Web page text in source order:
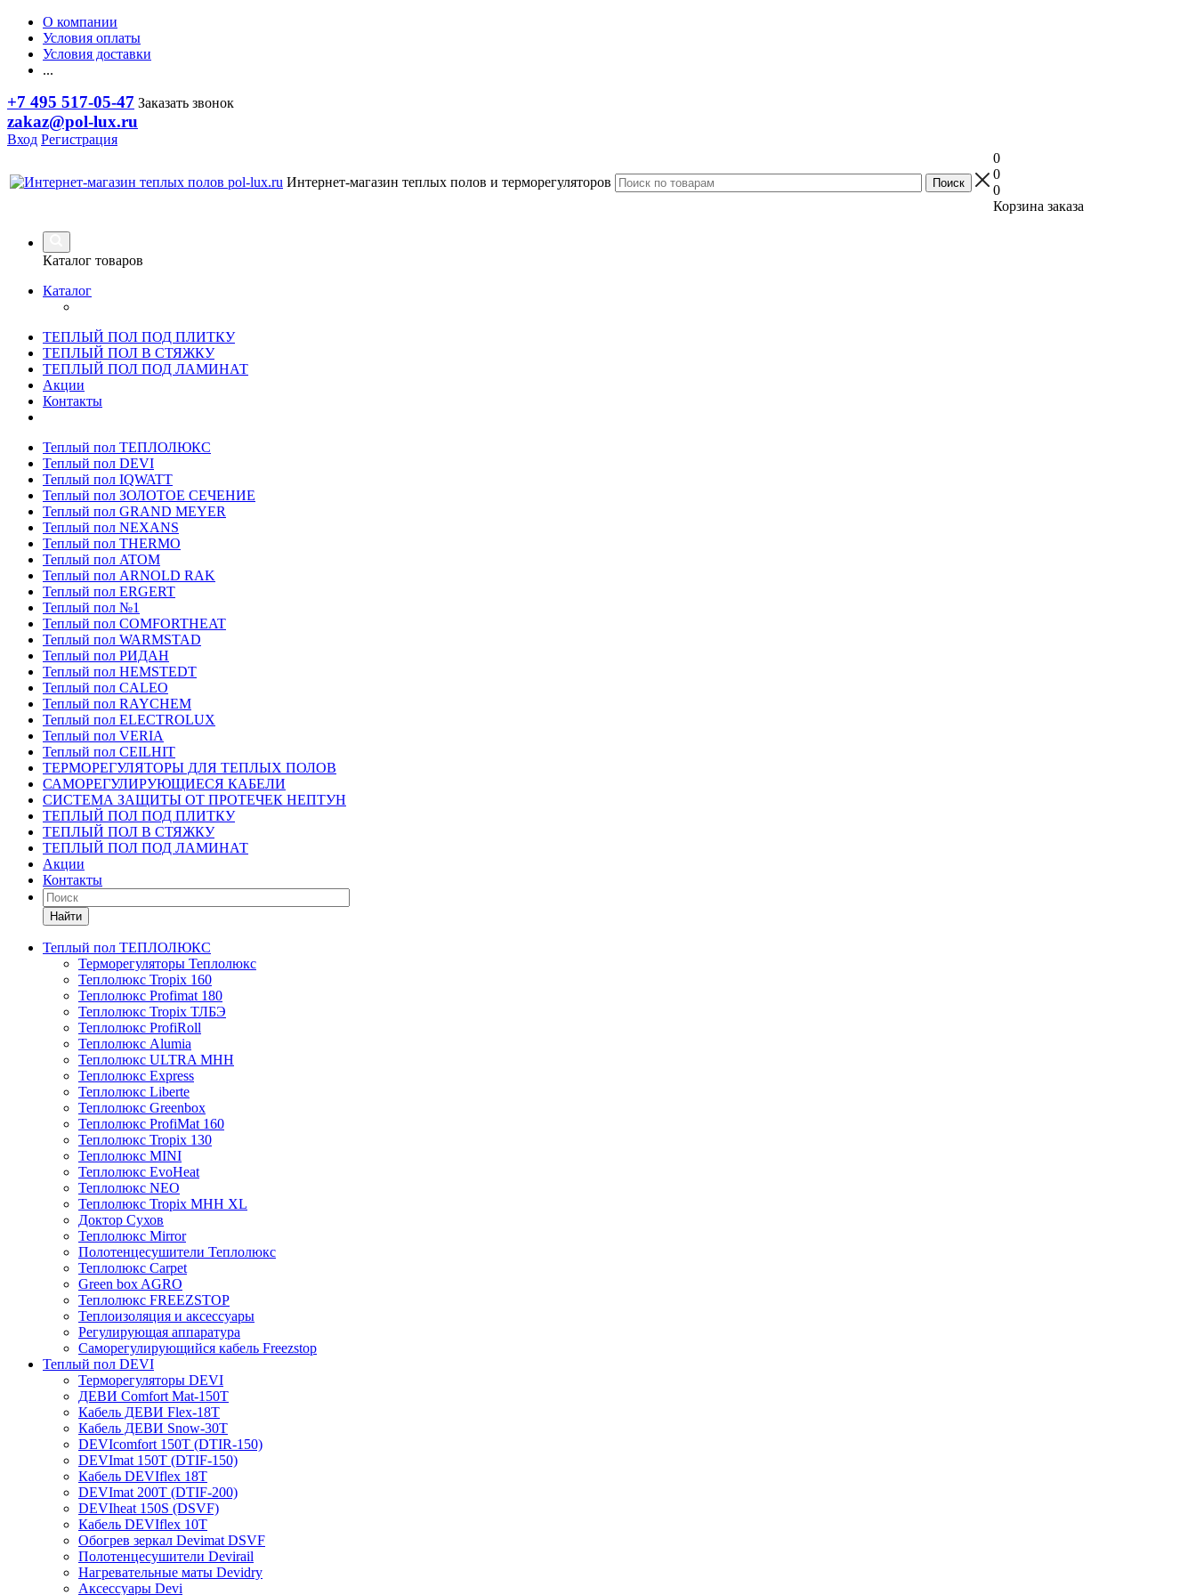
О компании
Условия оплаты
Условия доставки
...
+7 495 517-05-47 Заказать звонок
zakaz@pol-lux.ru
Вход Регистрация
Интернет-магазин теплых полов и терморегуляторов
0
0
0
Корзина заказа
Каталог товаров
Каталог
ТЕПЛЫЙ ПОЛ ПОД ПЛИТКУ
ТЕПЛЫЙ ПОЛ В СТЯЖКУ
ТЕПЛЫЙ ПОЛ ПОД ЛАМИНАТ
Акции
Контакты
Теплый пол ТЕПЛОЛЮКС
Теплый пол DEVI
Теплый пол IQWATT
Теплый пол ЗОЛОТОЕ СЕЧЕНИЕ
Теплый пол GRAND MEYER
Теплый пол NEXANS
Теплый пол THERMO
Теплый пол ATOM
Теплый пол ARNOLD RAK
Теплый пол ERGERT
Теплый пол №1
Теплый пол COMFORTHEAT
Теплый пол WARMSTAD
Теплый пол РИДАН
Теплый пол HEMSTEDT
Теплый пол CALEO
Теплый пол RAYCHEM
Теплый пол ELECTROLUX
Теплый пол VERIA
Теплый пол CEILHIT
ТЕРМОРЕГУЛЯТОРЫ ДЛЯ ТЕПЛЫХ ПОЛОВ
САМОРЕГУЛИРУЮЩИЕСЯ КАБЕЛИ
СИСТЕМА ЗАЩИТЫ ОТ ПРОТЕЧЕК НЕПТУН
ТЕПЛЫЙ ПОЛ ПОД ПЛИТКУ
ТЕПЛЫЙ ПОЛ В СТЯЖКУ
ТЕПЛЫЙ ПОЛ ПОД ЛАМИНАТ
Акции
Контакты
Найти
Теплый пол ТЕПЛОЛЮКС
Терморегуляторы Теплолюкс
Теплолюкс Tropix 160
Теплолюкс Profimat 180
Теплолюкс Tropix ТЛБЭ
Теплолюкс ProfiRoll
Теплолюкс Alumia
Теплолюкс ULTRA МНН
Теплолюкс Express
Теплолюкс Liberte
Теплолюкс Greenbox
Теплолюкс ProfiMat 160
Теплолюкс Tropix 130
Теплолюкс MINI
Теплолюкс EvoHeat
Теплолюкс NEO
Теплолюкс Tropix МНН XL
Доктор Сухов
Теплолюкс Mirror
Полотенцесушители Теплолюкс
Теплолюкс Carpet
Green box AGRO
Теплолюкс FREEZSTOP
Теплоизоляция и аксессуары
Регулирующая аппаратура
Cаморегулирующийся кабель Freezstop
Теплый пол DEVI
Терморегуляторы DEVI
ДЕВИ Comfort Mat-150T
Кабель ДЕВИ Flex-18T
Кабель ДЕВИ Snow-30T
DEVIcomfort 150T (DTIR-150)
DEVImat 150T (DTIF-150)
Кабель DEVIflex 18T
DEVImat 200T (DTIF-200)
DEVIheat 150S (DSVF)
Кабель DEVIflex 10T
Обогрев зеркал Devimat DSVF
Полотенцесушители Devirail
Нагревательные маты Devidry
Аксессуары Devi